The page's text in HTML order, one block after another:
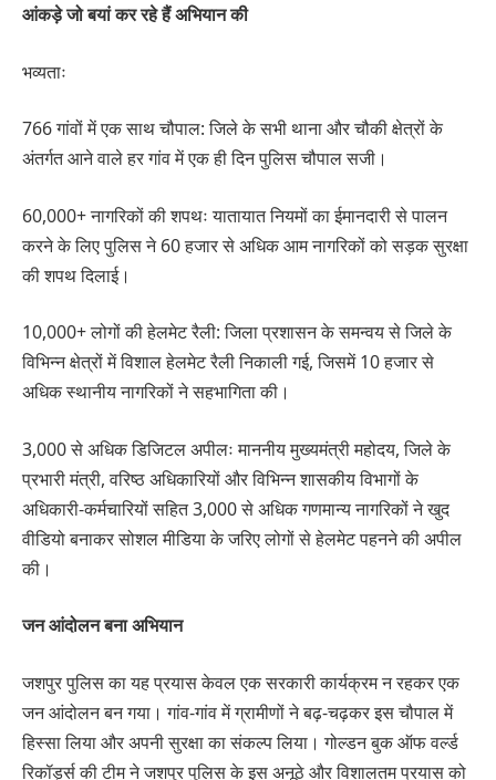
आंकड़े जो बयां कर रहे हैं अभियान की
भव्यताः
766 गांवों में एक साथ चौपाल: जिले के सभी थाना और चौकी क्षेत्रों के
अंतर्गत आने वाले हर गांव में एक ही दिन पुलिस चौपाल सजी।
60,000+ नागरिकों की शपथः यातायात नियमों का ईमानदारी से पालन
करने के लिए पुलिस ने 60 हजार से अधिक आम नागरिकों को सड़क सुरक्षा
की शपथ दिलाई।
10,000+ लोगों की हेलमेट रैली: जिला प्रशासन के समन्वय से जिले के
विभिन्न क्षेत्रों में विशाल हेलमेट रैली निकाली गई, जिसमें 10 हजार से
अधिक स्थानीय नागरिकों ने सहभागिता की।
3,000 से अधिक डिजिटल अपीलः माननीय मुख्यमंत्री महोदय, जिले के
प्रभारी मंत्री, वरिष्ठ अधिकारियों और विभिन्न शासकीय विभागों के
अधिकारी-कर्मचारियों सहित 3,000 से अधिक गणमान्य नागरिकों ने खुद
वीडियो बनाकर सोशल मीडिया के जरिए लोगों से हेलमेट पहनने की अपील
की।
जन आंदोलन बना अभियान
जशपुर पुलिस का यह प्रयास केवल एक सरकारी कार्यक्रम न रहकर एक
जन आंदोलन बन गया। गांव-गांव में ग्रामीणों ने बढ़-चढ़कर इस चौपाल में
हिस्सा लिया और अपनी सुरक्षा का संकल्प लिया। गोल्डन बुक ऑफ वर्ल्ड
रिकॉर्ड्स की टीम ने जशपुर पुलिस के इस अनूठे और विशालतम प्रयास को